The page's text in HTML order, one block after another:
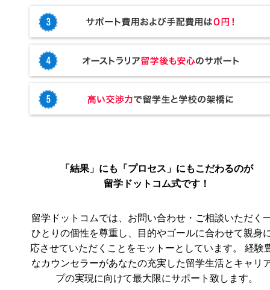
「結果」にも「プロセス」にもこだわるのが
留学ドットコム式です！
留学ドットコムでは、お問い合わせ・ご相談いただく
ひとりの個性を尊重し、目的やゴールに合わせて親身
応させていただくことをモットーとしています。 経験
なカウンセラーがあなたの充実した留学生活とキャリ
プの実現に向けて最大限にサポート致します。